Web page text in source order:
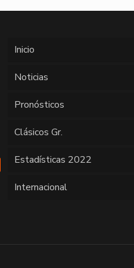
Inicio
Noticias
Pronósticos
Clásicos Gr.
Estadísticas 2022
Internacional